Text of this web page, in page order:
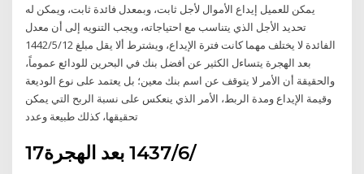
يمكن للعميل إيداع الأموال لأجل ثابت، وبمعدل فائدة ثابت، ويمكن له
تحديد الأجل الذي يتناسب مع احتياجاته، ويجب التنويه إلى أن معدل
الفائدة لا يختلف مهما كانت فترة الإيداع، ويشترط ألا يقل مبلغ 12‏‏/5‏‏/1442
بعد الهجرة يتساءل الكثير عن أفضل بنك في البحرين للودائع عموماً،
والحقيقة أن الأمر لا يتوقف عن اسم بنك معين؛ بل يعتمد على نوع الوديعة
وقيمة الإيداع ومدة الربط، الأمر الذي ينعكس على نسبة الربح التي يمكن
تحقيقها، كذلك طبيعة وعدد
17‏‏/6‏‏/1437 بعد الهجرة